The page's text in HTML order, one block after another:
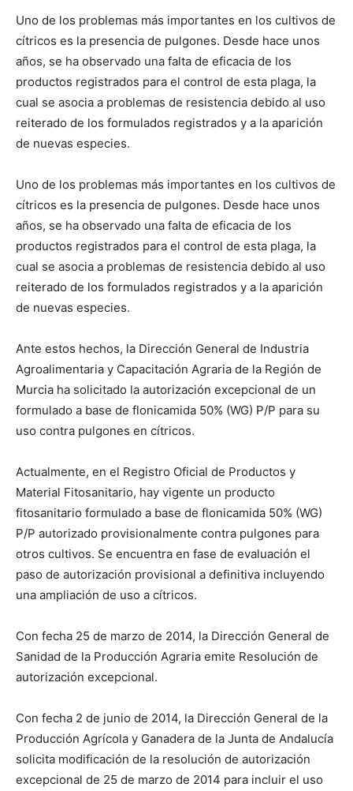
Uno de los problemas más importantes en los cultivos de
cítricos es la presencia de pulgones. Desde hace unos
años, se ha observado una falta de eficacia de los
productos registrados para el control de esta plaga, la
cual se asocia a problemas de resistencia debido al uso
reiterado de los formulados registrados y a la aparición
de nuevas especies.
Uno de los problemas más importantes en los cultivos de
cítricos es la presencia de pulgones. Desde hace unos
años, se ha observado una falta de eficacia de los
productos registrados para el control de esta plaga, la
cual se asocia a problemas de resistencia debido al uso
reiterado de los formulados registrados y a la aparición
de nuevas especies.
Ante estos hechos, la Dirección General de Industria
Agroalimentaria y Capacitación Agraria de la Región de
Murcia ha solicitado la autorización excepcional de un
formulado a base de flonicamida 50% (WG) P/P para su
uso contra pulgones en cítricos.
Actualmente, en el Registro Oficial de Productos y
Material Fitosanitario, hay vigente un producto
fitosanitario formulado a base de flonicamida 50% (WG)
P/P autorizado provisionalmente contra pulgones para
otros cultivos. Se encuentra en fase de evaluación el
paso de autorización provisional a definitiva incluyendo
una ampliación de uso a cítricos.
Con fecha 25 de marzo de 2014, la Dirección General de
Sanidad de la Producción Agraria emite Resolución de
autorización excepcional.
Con fecha 2 de junio de 2014, la Dirección General de la
Producción Agrícola y Ganadera de la Junta de Andalucía
solicita modificación de la resolución de autorización
excepcional de 25 de marzo de 2014 para incluir el uso